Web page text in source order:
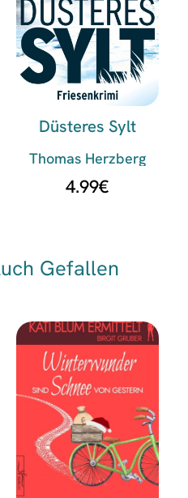
Düsteres Sylt
Thomas Herzberg
4.99€
Gefallen